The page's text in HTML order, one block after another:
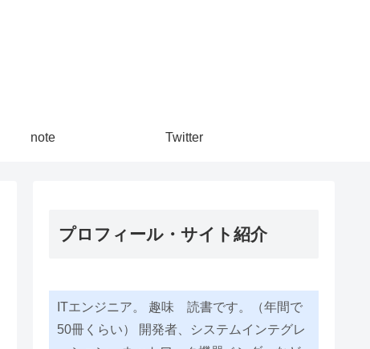
note Twitter
プロフィール・サイト紹介
ITエンジニア。 趣味 読書です。（年間で
50冊くらい） 開発者、システムインテグレ